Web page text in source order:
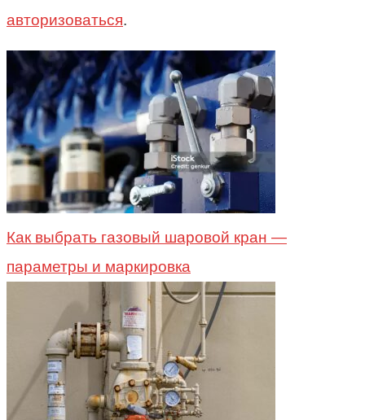
авторизоваться.
Как выбрать газовый шаровой кран —
параметры и маркировка